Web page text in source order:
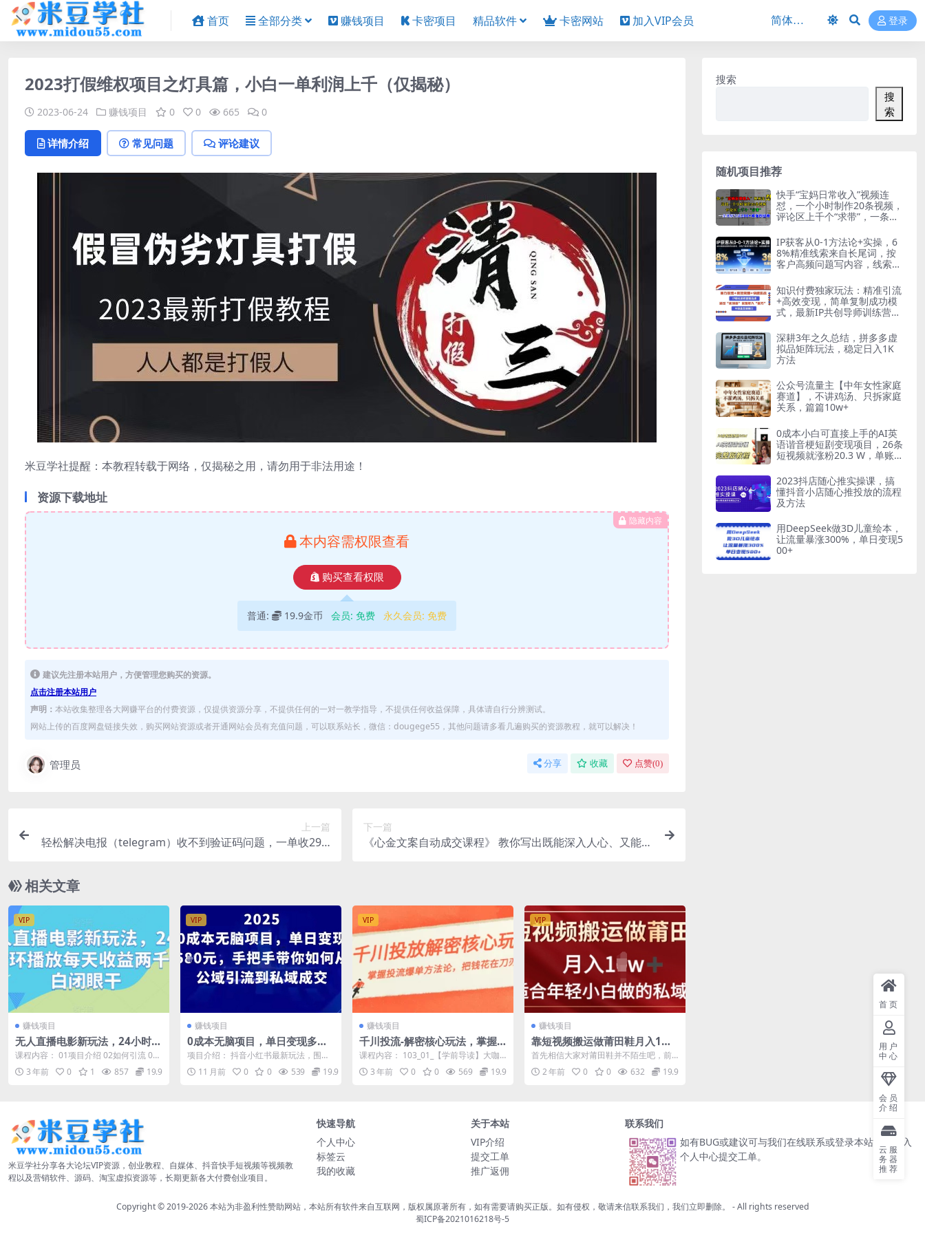
首页 全部分类 赚钱项目 卡密项目 精品软件 卡密网站 加入VIP会员 登录
2023打假维权项目之灯具篇，小白一单利润上千（仅揭秘）
2023-06-24 赚钱项目 0 0 665 0
详情介绍 常见问题 评论建议
米豆学社提醒：本教程转载于网络，仅揭秘之用，请勿用于非法用途！
资源下载地址
隐藏内容
本内容需权限查看
购买查看权限
普通: 19.9金币 会员: 免费 永久会员: 免费
建议先注册本站用户，方便管理您购买的资源。
点击注册本站用户
声明： 本站收集整理各大网赚平台的付费资源，仅提供资源分享，不提供任何的一对一教学指导，不提供任何收益保障，具体请自行分辨测试。
网站上传的百度网盘链接失效，购买网站资源或者开通网站会员有充值问题，可以联系站长，微信：dougege55，其他问题请多看几遍购买的资源教程，就可以解决！
管理员 分享 收藏 点赞(0)
上一篇
轻松解决电报（telegram）收不到验证码问题，一单收29.9
下一篇
《心金文案自动成交课程》 教你写出既能深入人心、又能吸
相关文章
VIP
赚钱项目
无人直播电影新玩法，24小时循
环播放每天收益两千+小白闭眼
干
课程内容： 01项目介绍 02如何引流 03
如何操作 04如何变现 对标账号 项...
3 年前 0 1 857 19.9
VIP
赚钱项目
0成本无脑项目，单日变现多
张，手把手带你如何从公域引流
到私域成交
项目介绍： 抖音小红书最新玩法，围绕
恋爱话题，精准引流，A钟B收，模式简
单，手把...
11 月前 0 0 539 19.9
VIP
赚钱项目
千川投流-解密核心玩法，掌握
投流 爆单方法论，把钱花在刀刃
上
课程内容： 103_01_【学前导读】大咖
眼中的博商团队.mp4 104_02_...
3 年前 0 0 569 19.9
VIP
赚钱项目
靠短视频搬运做莆田鞋月入1w
+简单暴利，最适合年轻小白做
的私域变现项目
首先相信大家对莆田鞋并不陌生吧，前
几年2018.我也是在18年入的局。优势在
哪，...2 年前 0 0 632 19.9
搜索
搜
索
随机项目推荐
快手“宝妈日常收入”视频连
怼，一个小时制作20条视频，
评论区上千个“求带”，一条视
IP获客从0-1方法论+实操，6
8%精准线索来自长尾词，按
客户高频问题写内容，线索量
知识付费独家玩法：精准引流
+高效变现，简单复制成功模
式，最新IP共创导师训练营玩
深耕3年之久总结，拼多多虚
拟品矩阵玩法，稳定日入1K
方法
公众号流量主【中年女性家庭
赛道】，不讲鸡汤、只拆家庭
关系，篇篇10w+
0成本小白可直接上手的AI英
语谐音梗短剧变现项目，26条
短视频就涨粉20.3 W，单账
2023抖店随心推实操课，搞
懂抖音小店随心推投放的流程
及方法
用DeepSeek做3D儿童绘本，
让流量暴涨300%，单日变现5
00+
米豆学社分享各大论坛VIP资源，创业教程、自媒体、抖音快手短视频等视频教
程以及营销软件、源码、淘宝虚拟资源等，长期更新各大付费创业项目。
快速导航
个人中心
标签云
我的收藏
关于本站
VIP介绍
提交工单
推广返佣
联系我们
如有BUG或建议可与我们在线联系或登录本站账号进入
个人中心提交工单。
Copyright © 2019-2026本站为非盈利性赞助网站，本站所有软件来自互联网，版权属原著所有，如有需要请购买正版。如有侵权，敬请来信联系我们，我们立即删除。
- All rights reserved
蜀ICP备2021016218号-5
首页
用户
中心
会员
介绍
云服
务器
推荐